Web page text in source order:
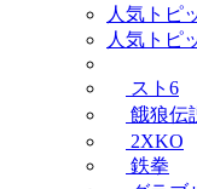
人気トピ
人気トピ
スト6
餓狼伝
2XKO
鉄拳